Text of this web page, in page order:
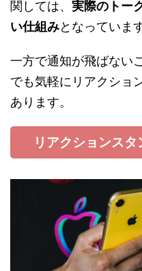
関しては、 実際のトー
い仕組みとなっています
一方で通知が飛ばない
でも気軽にリアクショ
あります。
リアクションス